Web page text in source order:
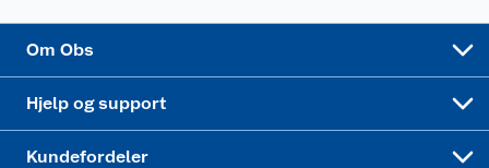
Om Obs
Hjelp og support
Kundefordeler